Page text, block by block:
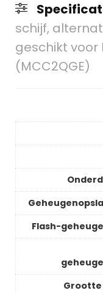
schijf,
geschikt voor
(MCC2QGE)
Flash-